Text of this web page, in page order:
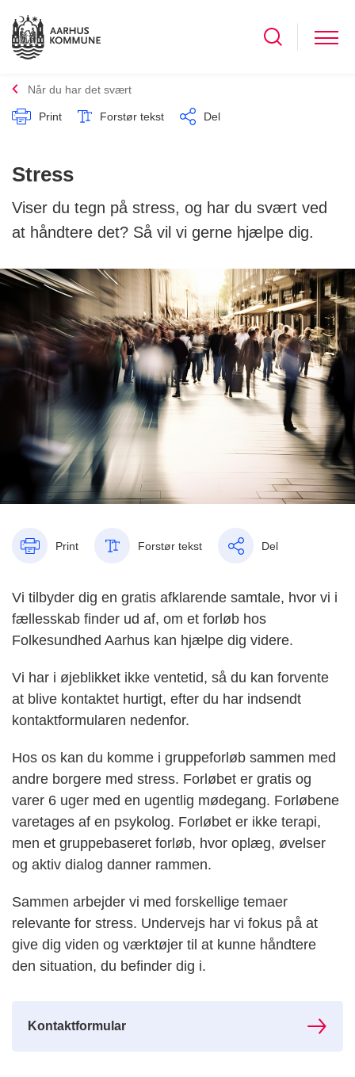
Når du har det svært
Print Forstør tekst Del
Stress
Viser du tegn på stress, og har du svært ved
at håndtere det? Så vil vi gerne hjælpe dig.
Print Forstør tekst Del
Vi tilbyder dig en gratis afklarende samtale, hvor vi i
fællesskab finder ud af, om et forløb hos
Folkesundhed Aarhus kan hjælpe dig videre.
Vi har i øjeblikket ikke ventetid, så du kan forvente
at blive kontaktet hurtigt, efter du har indsendt
kontaktformularen nedenfor.
Hos os kan du komme i gruppeforløb sammen med
andre borgere med stress. Forløbet er gratis og
varer 6 uger med en ugentlig mødegang. Forløbene
varetages af en psykolog. Forløbet er ikke terapi,
men et gruppebaseret forløb, hvor oplæg, øvelser
og aktiv dialog danner rammen.
Sammen arbejder vi med forskellige temaer
relevante for stress. Undervejs har vi fokus på at
give dig viden og værktøjer til at kunne håndtere
den situation, du befinder dig i.
Kontaktformular